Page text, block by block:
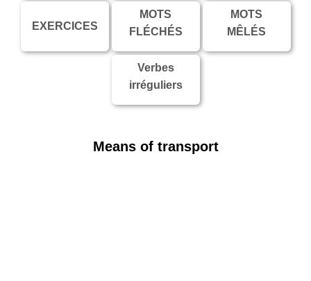
EXERCICES
MOTS
FLÉCHÉS
MOTS
MÊLÉS
Verbes
irréguliers
Means of transport